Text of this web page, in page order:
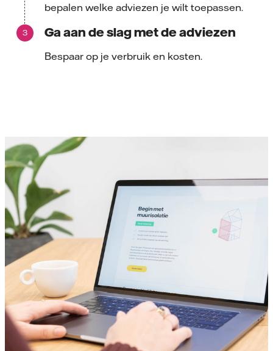
bepalen welke adviezen je wilt toepassen.
Ga aan de slag met de adviezen
Bespaar op je verbruik en kosten.